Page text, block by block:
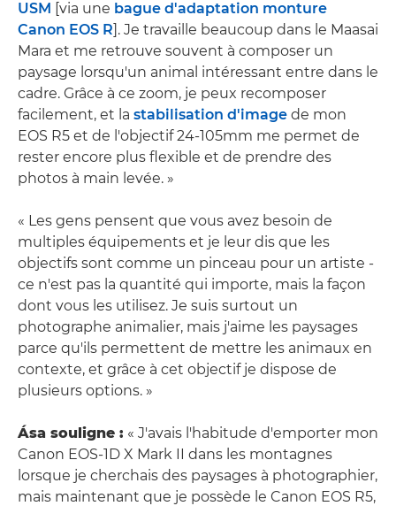
USM [via une bague d'adaptation monture
Canon EOS R]. Je travaille beaucoup dans le Maasai
Mara et me retrouve souvent à composer un
paysage lorsqu'un animal intéressant entre dans le
cadre. Grâce à ce zoom, je peux recomposer
facilement, et la stabilisation d'image de mon
EOS R5 et de l'objectif 24-105mm me permet de
rester encore plus flexible et de prendre des
photos à main levée. »
« Les gens pensent que vous avez besoin de
multiples équipements et je leur dis que les
objectifs sont comme un pinceau pour un artiste -
ce n'est pas la quantité qui importe, mais la façon
dont vous les utilisez. Je suis surtout un
photographe animalier, mais j'aime les paysages
parce qu'ils permettent de mettre les animaux en
contexte, et grâce à cet objectif je dispose de
plusieurs options. »
Ása souligne : « J'avais l'habitude d'emporter mon
Canon EOS-1D X Mark II dans les montagnes
lorsque je cherchais des paysages à photographier,
mais maintenant que je possède le Canon EOS R5,